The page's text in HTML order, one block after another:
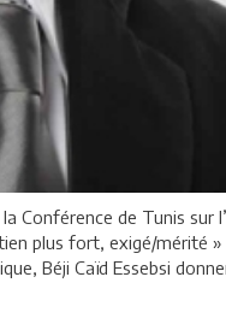
Conférence de Tunis
plus fort, exigé/mérité
Béji Caïd Essebsi